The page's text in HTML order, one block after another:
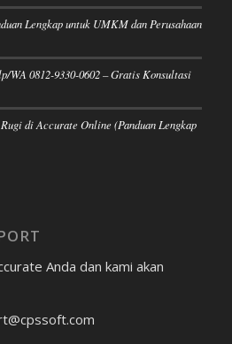
Lengkap untuk UMKM dan Perusahaan
WA 0812-9330-0602 – Gratis Konsultasi
di Accurate Online (Panduan Lengkap
Anda dan kami akan